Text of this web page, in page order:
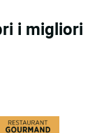
i migliori